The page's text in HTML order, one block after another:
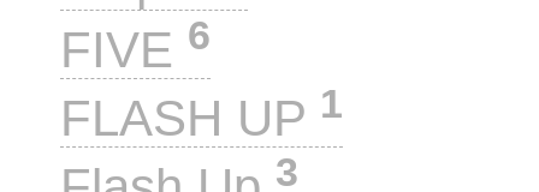
FIVE 6
FLASH UP 1
3